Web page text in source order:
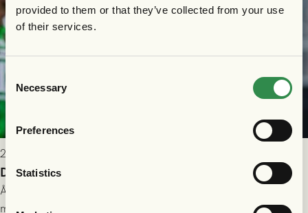
provided to them or that they’ve collected from your use
of their services.
Consent
Selection
Necessary
Preferences
Statistics
2026-07-26 21:00
Delad poäng mot Halmstads BK
Åter i Allsvenskan stod Halmstads BK för motståndet i en
match som vägde tungt till fördel för GAIS, men där poängen